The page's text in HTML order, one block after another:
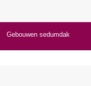
Gebouwen sedumdak